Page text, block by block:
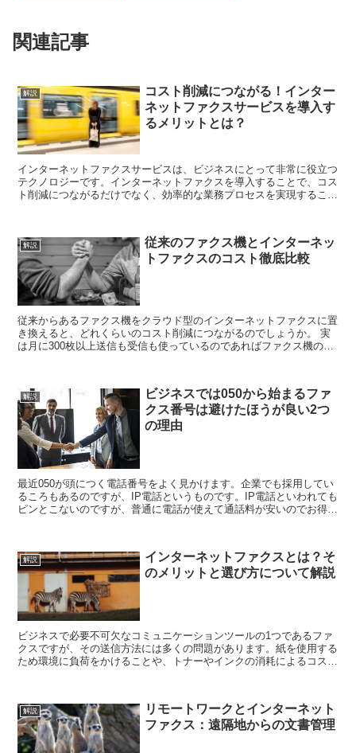
関連記事
解説
コスト削減につながる！インター
ネットファクスサービスを導入す
るメリットとは？
インターネットファクスサービスは、ビジネスにとって非常に役立つ
テクノロジーです。インターネットファクスを導入することで、コス
ト削減につながるだけでなく、効率的な業務プロセスを実現すること
解説
従来のファクス機とインターネッ
トファクスのコスト徹底比較
従来からあるファクス機をクラウド型のインターネットファクスに置
き換えると、どれくらいのコスト削減につながるのでしょうか。 実
は月に300枚以上送信も受信も使っているのであればファクス機の方
解説
ビジネスでは050から始まるファ
クス番号は避けたほうが良い2つ
の理由
最近050が頭につく電話番号をよく見かけます。企業でも採用してい
るころもあるのですが、IP電話というものです。IP電話といわれても
ピンとこないのですが、普通に電話が使えて通話料が安いのでお得感
解説
インターネットファクスとは？そ
のメリットと選び方について解説
ビジネスで必要不可欠なコミュニケーションツールの1つであるファ
クスですが、その送信方法には多くの問題があります。紙を使用する
ため環境に負荷をかけることや、トナーやインクの消耗によるコスト
解説
リモートワークとインターネット
ファクス：遠隔地からの文書管理